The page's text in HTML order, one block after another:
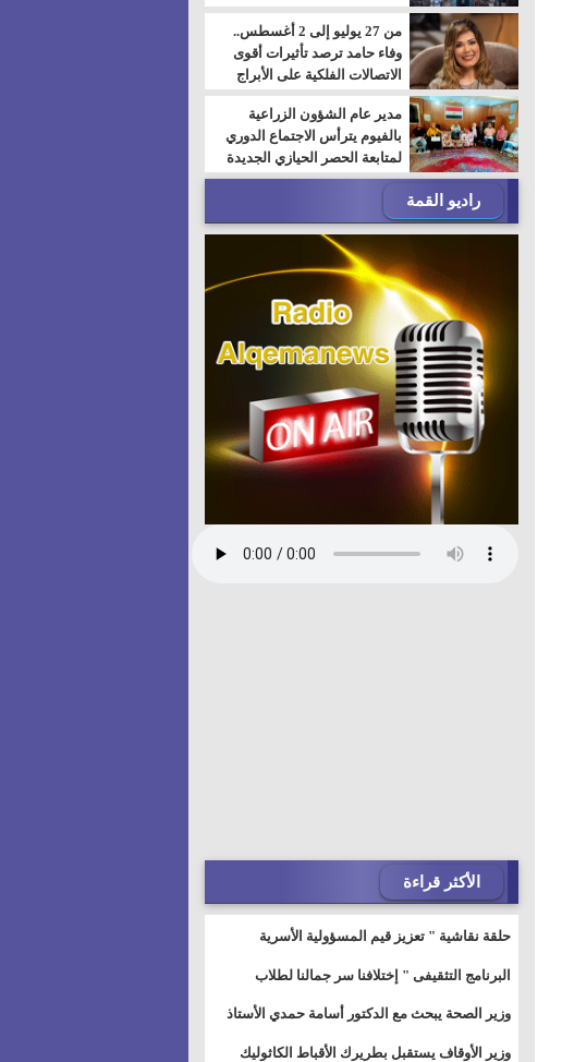
من 27 يوليو إلى 2 أغسطس..
وفاء حامد ترصد تأثيرات أقوى
الاتصالات الفلكية على الأبراج
مدير عام الشؤون الزراعية
بالفيوم يترأس الاجتماع الدوري
لمتابعة الحصر الحيازي الجديدة
راديو القمة
الأكثر قراءة
حلقة نقاشية " تعزيز قيم المسؤولية الأسرية
البرنامج التثقيفى " إختلافنا سر جمالنا لطلاب
وطالبات ذوى الهمهم" بمدارس التربية الخاصة
وزير الصحة يبحث مع الدكتور أسامة حمدي الأستاذ
بجامعة هارفارد توسيع برامج التوعية بمرض السكري
وزير الأوقاف يستقبل بطريرك الأقباط الكاثوليك